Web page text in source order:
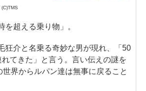
を超える乗り物」。
狂介と名乗る奇妙な男が現れ、「50
てきた」と言う。言い伝えの謎を
界からルパン達は無事に戻ること